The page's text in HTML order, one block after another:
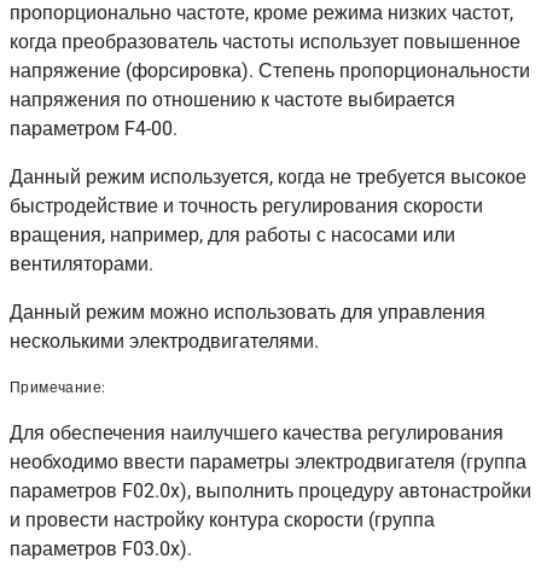
пропорционально частоте, кроме режима низких частот,
когда преобразователь частоты использует повышенное
напряжение (форсировка). Степень пропорциональности
напряжения по отношению к частоте выбирается
параметром F4-00.
Данный режим используется, когда не требуется высокое
быстродействие и точность регулирования скорости
вращения, например, для работы с насосами или
вентиляторами.
Данный режим можно использовать для управления
несколькими электродвигателями.
Примечание:
Для обеспечения наилучшего качества регулирования
необходимо ввести параметры электродвигателя (группа
параметров F02.0x), выполнить процедуру автонастройки
и провести настройку контура скорости (группа
параметров F03.0x).